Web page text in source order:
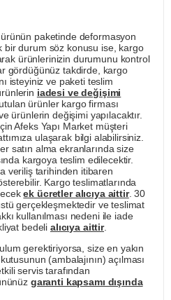
paketinde deformasyon
bir durum söz konusu ise, kargo
ürünlerinizin durumunu kontrol
gördüğünüz takdirde, kargo
isteyiniz ve paketi teslim
iadesi ve değişimi
ürünler kargo firması
ürünlerin değişimi yapılacaktır.
Afeks Yapı Market müşteri
ulaşarak bilgi alabilirsiniz.
satın alma ekranlarında size
kargoya teslim edilecektir.
veriliş tarihinden itibaren
Kargo teslimatlarında
ek ücretler alıcıya aittir. 30
gerçekleşmektedir ve teslimat
kullanılması nedeni ile iade
bedeli alıcıya aittir.
gerektiriyorsa, size en yakın
(ambalajının) açılması
servis tarafından
garanti kapsamı dışında